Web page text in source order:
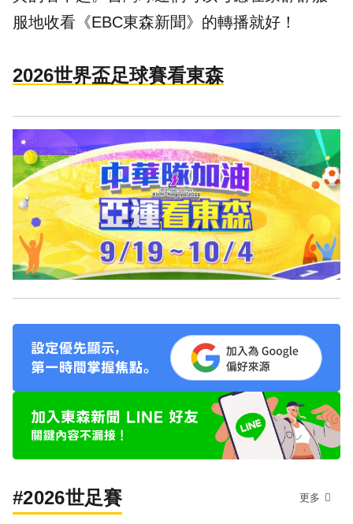
服地收看《EBC東森新聞》的轉播就好！
2026世界盃足球賽看東森
#2026世足賽 更多